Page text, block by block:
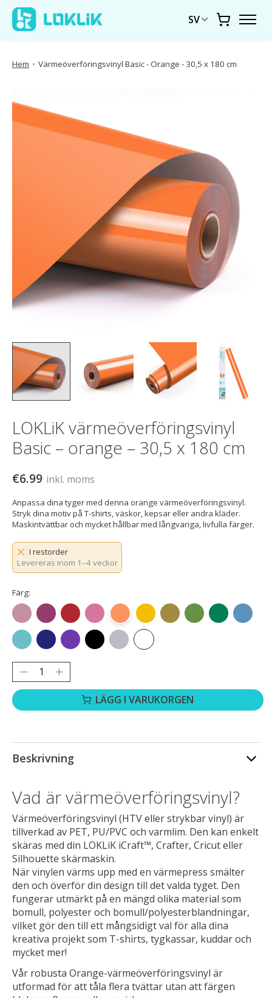
SV Vagn
Hem • Värmeöverföringsvinyl Basic - Orange - 30,5 x 180 cm
LOKLiK värmeöverföringsvinyl
Basic – orange – 30,5 x 180 cm
€6.99 inkl. moms
Anpassa dina tyger med denna orange värmeöverföringsvinyl.
Stryk dina motiv på T-shirts, väskor, kepsar eller andra kläder.
Maskintvättbar och mycket hållbar med långvariga, livfulla färger.
I restorder
Levereras inom 1–4 veckor
Färg:
Roséguld
RosröttRöd Rosa OrangeGult Guld Gräsgrön
Grön Havsblå
AquablåKungsblå
Lila Svart SilverVit
LÄGG I VARUKORGEN
Beskrivning
Vad är värmeöverföringsvinyl?
Värmeöverföringsvinyl (HTV eller strykbar vinyl) är
tillverkad av PET, PU/PVC och varmlim. Den kan enkelt
skäras med din LOKLiK iCraft™, Crafter, Cricut eller
Silhouette skärmaskin.
När vinylen värms upp med en värmepress smälter
den och överför din design till det valda tyget. Den
fungerar utmärkt på en mängd olika material som
bomull, polyester och bomull/polyesterblandningar,
vilket gör den till ett mångsidigt val för alla dina
kreativa projekt som T-shirts, tygkassar, kuddar och
mycket mer!
Vår robusta Orange-värmeöverföringsvinyl är
utformad för att tåla flera tvättar utan att färgen